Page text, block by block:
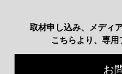
取材申し込み、メディ
こちらより、専
お